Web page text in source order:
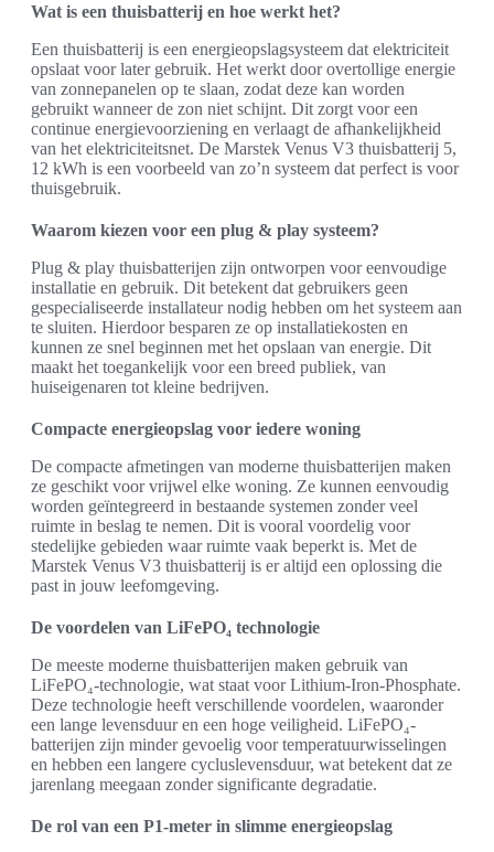
Wat is een thuisbatterij en hoe werkt het?
Een thuisbatterij is een energieopslagsysteem dat elektriciteit
opslaat voor later gebruik. Het werkt door overtollige energie
van zonnepanelen op te slaan, zodat deze kan worden
gebruikt wanneer de zon niet schijnt. Dit zorgt voor een
continue energievoorziening en verlaagt de afhankelijkheid
van het elektriciteitsnet. De Marstek Venus V3 thuisbatterij 5,
12 kWh is een voorbeeld van zo’n systeem dat perfect is voor
thuisgebruik.
Waarom kiezen voor een plug & play systeem?
Plug & play thuisbatterijen zijn ontworpen voor eenvoudige
installatie en gebruik. Dit betekent dat gebruikers geen
gespecialiseerde installateur nodig hebben om het systeem aan
te sluiten. Hierdoor besparen ze op installatiekosten en
kunnen ze snel beginnen met het opslaan van energie. Dit
maakt het toegankelijk voor een breed publiek, van
huiseigenaren tot kleine bedrijven.
Compacte energieopslag voor iedere woning
De compacte afmetingen van moderne thuisbatterijen maken
ze geschikt voor vrijwel elke woning. Ze kunnen eenvoudig
worden geïntegreerd in bestaande systemen zonder veel
ruimte in beslag te nemen. Dit is vooral voordelig voor
stedelijke gebieden waar ruimte vaak beperkt is. Met de
Marstek Venus V3 thuisbatterij is er altijd een oplossing die
past in jouw leefomgeving.
De voordelen van LiFePO₄ technologie
De meeste moderne thuisbatterijen maken gebruik van
LiFePO₄-technologie, wat staat voor Lithium-Iron-Phosphate.
Deze technologie heeft verschillende voordelen, waaronder
een lange levensduur en een hoge veiligheid. LiFePO₄-
batterijen zijn minder gevoelig voor temperatuurwisselingen
en hebben een langere cycluslevensduur, wat betekent dat ze
jarenlang meegaan zonder significante degradatie.
De rol van een P1-meter in slimme energieopslag